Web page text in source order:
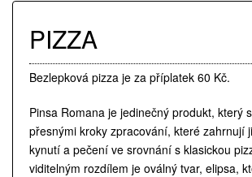
PIZZA
Bezlepková pizza je za příplatek 60 Kč.
Pinsa Romana je jedinečný produkt, který
přesnými kroky zpracování, které zahrnují
kynutí a pečení ve srovnání s klasickou
viditelným rozdílem je oválný tvar, elipsa,